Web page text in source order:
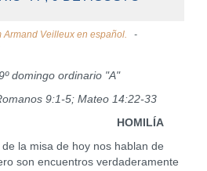
Armand Veilleux en español.
domingo ordinario "A"
9:1-5; Mateo 14:22-33
misa de hoy nos hablan de
son encuentros verdaderamente